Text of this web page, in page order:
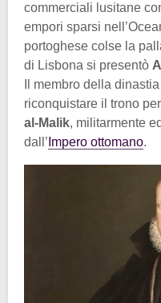
commerciali lusitane
empori sparsi
portoghese colse la
di Lisbona si presentò
Il membro della
riconquistare il trono
al-Malik, militarmente
dall’ Impero ottomano.